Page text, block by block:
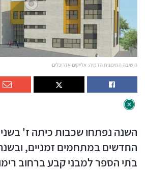
הישיבה התיכונית הדמיה: אלייקים אדריכלים
השנה נפתחו שכבות כיתה ז'
החדשים במתחמים זמניים,
בתי הספר למבני קבע ברחוב